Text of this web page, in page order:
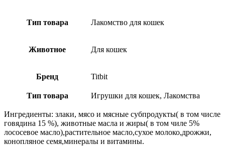
Тип товара Лакомство для кошек
Животное Для кошек
Бренд Titbit
Тип товара Игрушки для кошек, Лакомства
Ингредиенты: злаки, мясо и мясные субпродукты( в том числе
говядина 15 %), животные масла и жиры( в том чиле 5%
лососевое масло),растительное масло,сухое молоко,дрожжи,
конопляное семя,минералы и витамины.